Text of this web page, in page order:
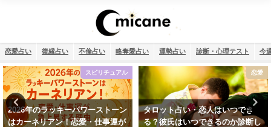
恋愛占い 復縁占い 不倫占い 略奪愛占い 運勢占い 診断・心理テスト 今
恋愛
タロット占い・恋人はいつでき
る？彼氏はいつできるのか診断し
復縁
タロット占い・元彼の今の私に対
する気持ちは？どう思ってる？